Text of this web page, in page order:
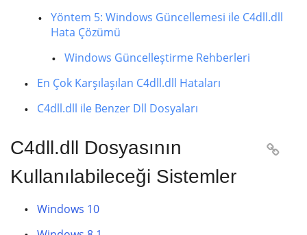
Yöntem 5: Windows Güncellemesi ile C4dll.dll
Hata Çözümü
Windows Güncelleştirme Rehberleri
En Çok Karşılaşılan C4dll.dll Hataları
C4dll.dll ile Benzer Dll Dosyaları
C4dll.dll Dosyasının
Kullanılabileceği Sistemler

Windows 10